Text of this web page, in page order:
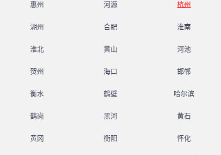
惠州 河源 杭州
湖州 合肥 淮南
淮北 黄山 河池
贺州 海口 邯郸
衡水 鹤壁 哈尔滨
鹤岗 黑河 黄石
黄冈 衡阳 怀化